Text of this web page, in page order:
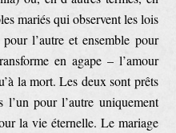
mariés qui observent les lois
l’autre et ensemble pour
en agape – l’amour
la mort. Les deux sont prêts
pour l’autre uniquement
la vie éternelle. Le mariage